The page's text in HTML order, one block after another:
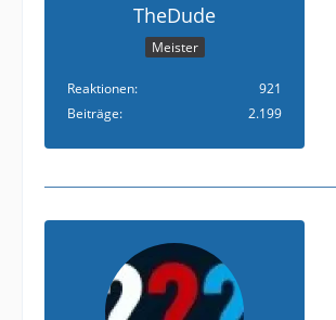
TheDude
Meister
Reaktionen
921
Beiträge
2.199